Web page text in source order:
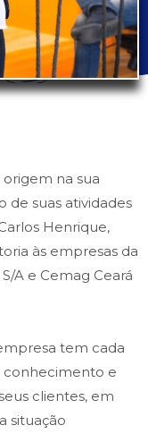
na sua
de suas atividades
Henrique,
às empresas da
A e Cemag Ceará
tem cada
conhecimento e
clientes, em
situação